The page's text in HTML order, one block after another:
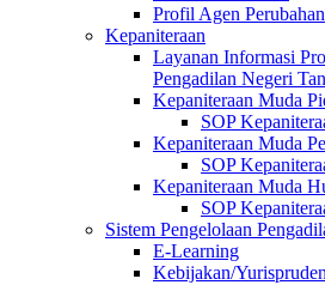
Profil Agen Perubahan
Kepaniteraan
Layanan Informasi
Pengadilan Negeri
Kepaniteraan Muda
SOP
Kepaniteraan Muda
SOP
Kepaniteraan Muda
SOP
Sistem Pengelolaan
E-Learning
Kebijakan/